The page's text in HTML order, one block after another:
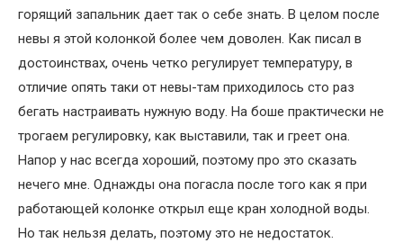
горящий запальник дает так о себе знать. В целом после
невы я этой колонкой более чем доволен. Как писал в
достоинствах, очень четко регулирует температуру, в
отличие опять таки от невы-там приходилось сто раз
бегать настраивать нужную воду. На боше практически не
трогаем регулировку, как выставили, так и греет она.
Напор у нас всегда хороший, поэтому про это сказать
нечего мне. Однажды она погасла после того как я при
работающей колонке открыл еще кран холодной воды.
Но так нельзя делать, поэтому это не недостаток.